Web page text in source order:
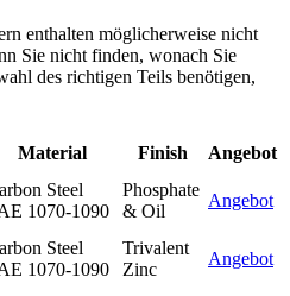
enthalten möglicherweise nicht
Sie nicht finden, wonach Sie
des richtigen Teils benötigen,
Material Finish
Angebot
Steel
1070-1090
Phosphate
& Oil
Angebot
Steel
1070-1090
Trivalent
Zinc
Angebot